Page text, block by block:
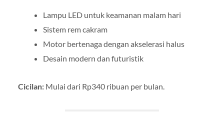
Lampu LED untuk keamanan malam hari
Sistem rem cakram
Motor bertenaga dengan akselerasi halus
Desain modern dan futuristik
Cicilan:Mulai dari Rp340 ribuan per bulan.